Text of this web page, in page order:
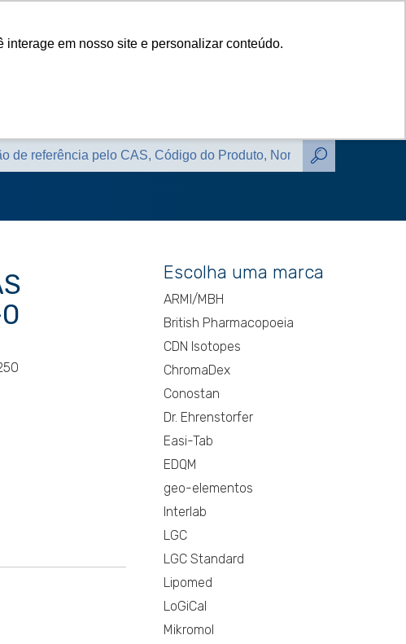
em nosso site e personalizar conteúdo.
Catálogos Contato Blog
Escolha uma marca
ARMI/MBH
British Pharmacopoeia
CDN Isotopes
ChromaDex
Conostan
Dr. Ehrenstorfer
Easi-Tab
EDQM
geo-elementos
Interlab
LGC
LGC Standard
Lipomed
LoGiCal
Mikromol